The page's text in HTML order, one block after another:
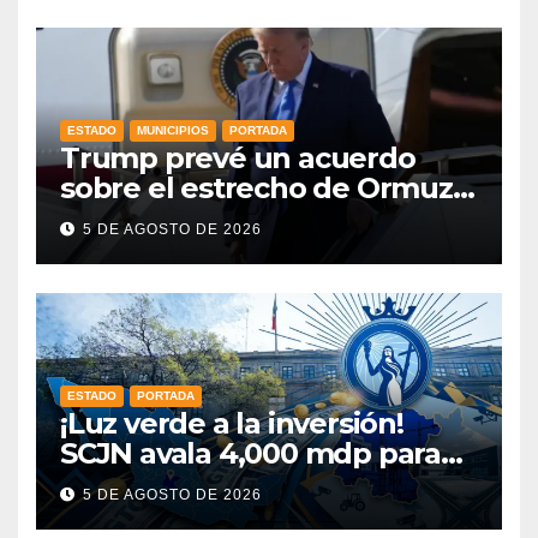
ESTADO MUNICIPIOS PORTADA
Trump prevé un acuerdo
sobre el estrecho de Ormuz
esta misma semana
5 DE AGOSTO DE 2026
ESTADO PORTADA
¡Luz verde a la inversión!
SCJN avala 4,000 mdp para
Guanajuato: ¿en qué se usará
este dinero?
5 DE AGOSTO DE 2026